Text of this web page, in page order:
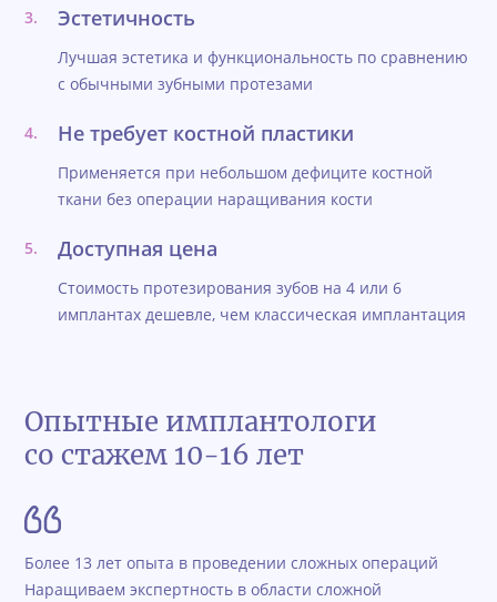
Эстетичность
Лучшая эстетика и функциональность по сравнению
с обычными зубными протезами
Не требует костной пластики
Применяется при небольшом дефиците костной
ткани без операции наращивания кости
Доступная цена
Стоимость протезирования зубов на 4 или 6
имплантах дешевле, чем классическая имплантация
Опытные имплантологи
со стажем 10-16 лет
Более 13 лет опыта в проведении сложных операций
Наращиваем экспертность в области сложной